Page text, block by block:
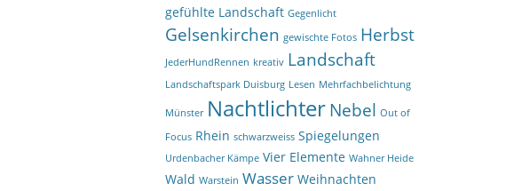
gefühlte Landschaft Gegenlicht
Gelsenkirchen gewischte Fotos Herbst
JederHundRennen kreativ Landschaft
Landschaftspark Duisburg Lesen Mehrfachbelichtung
Münster NachtlichterNebel Out of
Focus Rhein schwarzweiss Spiegelungen
Urdenbacher Kämpe Vier Elemente Wahner Heide
Wald Warstein Wasser Weihnachten